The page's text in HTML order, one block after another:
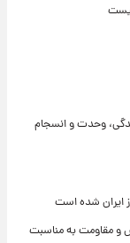
وحدت و انسجام
ایران شده است
و مقاومت به مناسبت